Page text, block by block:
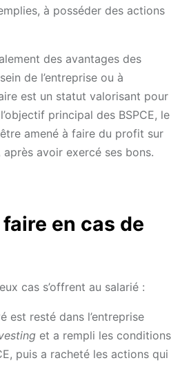
à posséder des actions
des avantages des
de l’entreprise ou à
est un statut valorisant pour
principal des BSPCE, le
amené à faire du profit sur
avoir exercé ses bons.
faire en cas de
cas s’offrent au salarié :
est resté dans l’entreprise
et a rempli les conditions
puis a racheté les actions qui